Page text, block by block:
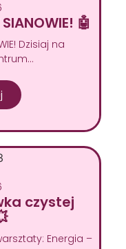
🤖
Dzisiaj na
czystej
Energia –